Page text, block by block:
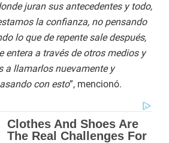
juran sus antecedentes y todo,
la confianza, no pensando
lo que de repente sale después,
entera a través de otros medios y
a llamarlos nuevamente y
con esto”, mencionó.